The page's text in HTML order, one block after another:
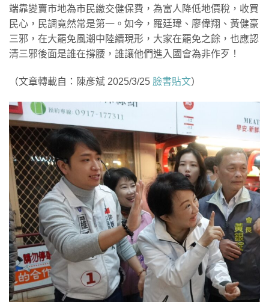
端靠變賣市地為市民繳交健保費，為富人降低地價稅，收買
民心，民調竟然常是第一。如今，羅廷瑋、廖偉翔、黃健豪
三邪，在大罷免風潮中陸續現形，大家在罷免之餘，也應認
清三邪後面是誰在撐腰，誰讓他們進入國會為非作歹！
（文章轉載自：陳彥斌 2025/3/25 臉書貼文）